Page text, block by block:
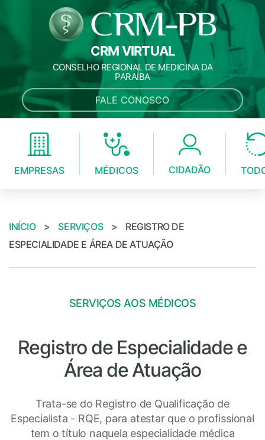
CRM VIRTUAL
CONSELHO REGIONAL DE MEDICINA DA
PARAÍBA
FALE CONOSCO
EMPRESAS MÉDICOS CIDADÃO
INÍCIO > SERVIÇOS >
REGISTRO DE
ESPECIALIDADE E ÁREA DE ATUAÇÃO
SERVIÇOS AOS MÉDICOS
Registro de Especialidade e
Área de Atuação
Trata-se do Registro de Qualificação de
Especialista - RQE, para atestar que o profissional
tem o título naquela especialidade médica